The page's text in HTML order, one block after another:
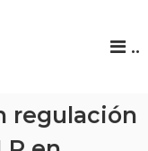
..
regulación